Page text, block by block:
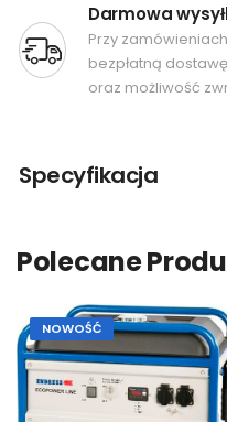
Darmowa
Przy
bezpłatną dostawę
oraz możliwość
Specyfikacja
Polecane
NOWOŚĆ